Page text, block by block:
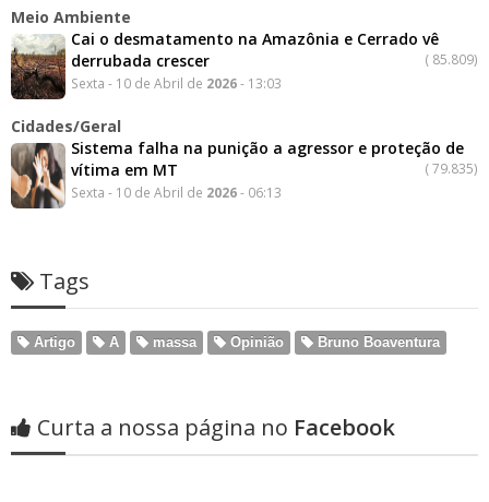
Meio Ambiente
Cai o desmatamento na Amazônia e Cerrado vê
derrubada crescer
( 85.809)
Sexta - 10 de Abril de 2026- 13:03
Cidades/Geral
Sistema falha na punição a agressor e proteção de
vítima em MT
(79.835)
Sexta - 10 de Abril de 2026- 06:13
Tags
Artigo A massa Opinião Bruno Boaventura
Curta a nossa página no Facebook